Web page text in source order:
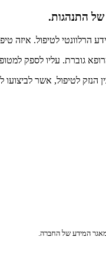
התנהגות.
לטיפול. איזה
הרופא גוברת. עליו לספק
לטיפול, אשר
המידע של החברה.